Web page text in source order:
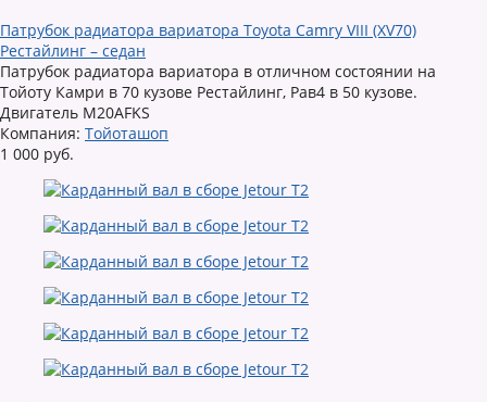
Патрубок радиатора вариатора Toyota Camry VIII (XV70)
Рестайлинг – седан
Патрубок радиатора вариатора в отличном состоянии на
Тойоту Камри в 70 кузове Рестайлинг, Рав4 в 50 кузове.
Двигатель M20AFKS
Компания: Тойоташоп
1 000 руб.